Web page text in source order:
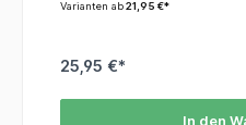
Varianten ab21,95 €*
25,95 €*
In den